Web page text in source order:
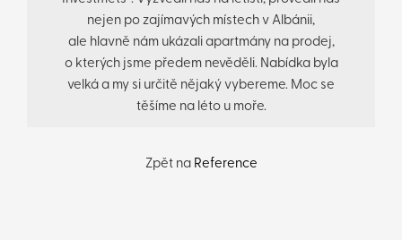
nejen po zajímavých místech v Albánii,
ale hlavně nám ukázali apartmány na prodej,
o kterých jsme předem nevěděli. Nabídka byla
velká a my si určitě nějaký vybereme. Moc se
těšíme na léto u moře.
Zpět na Reference